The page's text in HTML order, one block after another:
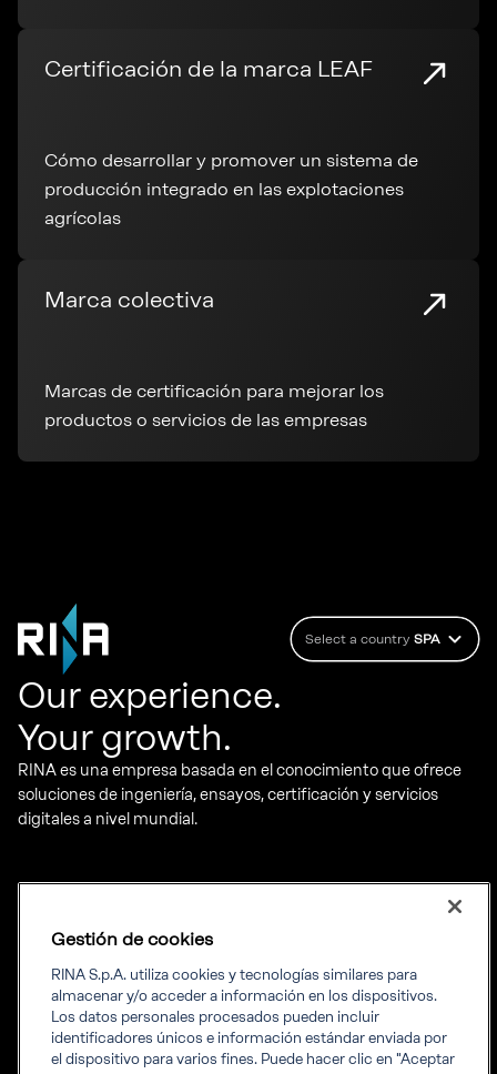
Certificación de la marca LEAF
Cómo desarrollar y promover un sistema de
producción integrado en las explotaciones
agrícolas
Marca colectiva
Marcas de certificación para mejorar los
productos o servicios de las empresas
Select a country SPA
Our experience.
Your growth.
RINA es una empresa basada en el conocimiento que ofrece
soluciones de ingeniería, ensayos, certificación y servicios
digitales a nivel mundial.
Marina
Energía
Cumplimiento
Diversidad e inclusión
ESG y Sostenibilidad
Gobernanza
Nuestros valores
Gestión de cookies
RINA S.p.A. utiliza cookies y tecnologías similares para
almacenar y/o acceder a información en los dispositivos.
Los datos personales procesados ​​pueden incluir
identificadores únicos e información estándar enviada por
el dispositivo para varios fines. Puede hacer clic en "Aceptar